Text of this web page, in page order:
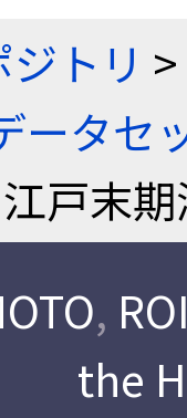
トリ >
ータセ
戸末
,
the